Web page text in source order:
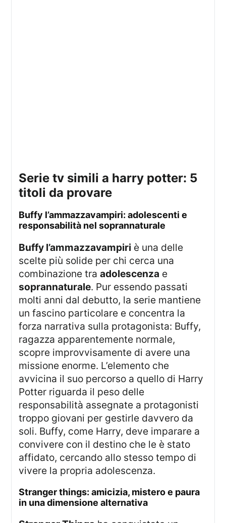
serie tv simili a harry potter: 5
titoli da provare
buffy l’ammazzavampiri: adolescenti e
responsabilità nel soprannaturale
Buffy l’ammazzavampiri è una delle
scelte più solide per chi cerca una
combinazione traadolescenza e
soprannaturale. Pur essendo passati
molti anni dal debutto, la serie mantiene
un fascino particolare e concentra la
forza narrativa sulla protagonista: Buffy,
ragazza apparentemente normale,
scopre improvvisamente di avere una
missione enorme. L’elemento che
avvicina il suo percorso a quello di Harry
Potter riguarda il peso delle
responsabilità assegnate a protagonisti
troppo giovani per gestirle davvero da
soli. Buffy, come Harry, deve imparare a
convivere con il destino che le è stato
affidato, cercando allo stesso tempo di
vivere la propria adolescenza.
stranger things: amicizia, mistero e paura
in una dimensione alternativa